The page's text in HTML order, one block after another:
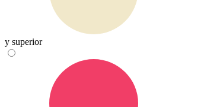
y superior